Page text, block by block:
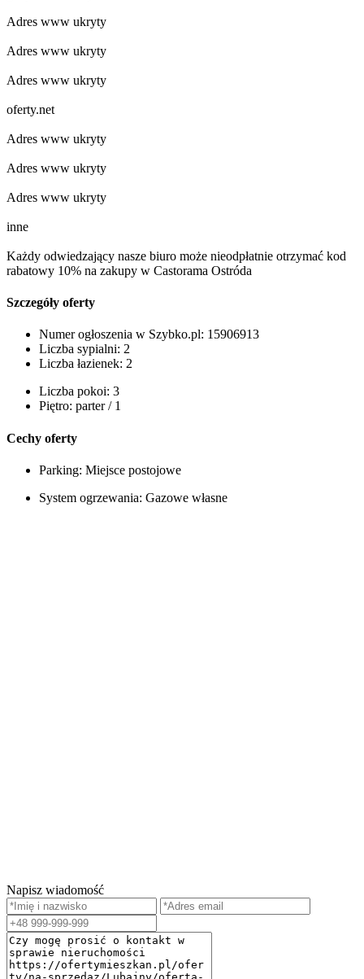
Adres www ukryty
Adres www ukryty
Adres www ukryty
oferty.net
Adres www ukryty
Adres www ukryty
Adres www ukryty
inne
Każdy odwiedzający nasze biuro może nieodpłatnie otrzymać kod
rabatowy 10% na zakupy w Castorama Ostróda
Szczegóły oferty
Numer ogłoszenia w Szybko.pl: 15906913
Liczba sypialni: 2
Liczba łazienek: 2
Liczba pokoi: 3
Piętro: parter / 1
Cechy oferty
Parking: Miejsce postojowe
System ogrzewania: Gazowe własne
Napisz wiadomość